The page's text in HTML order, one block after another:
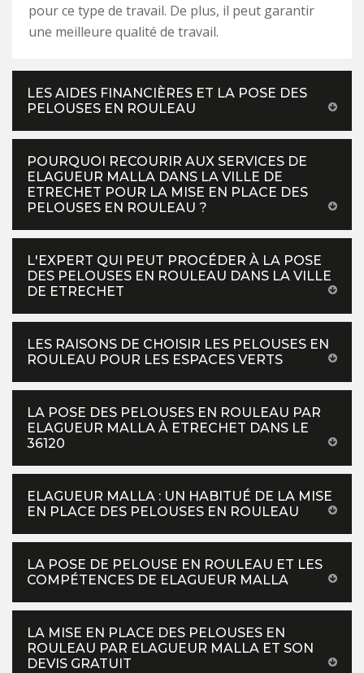
pour ce type de travail. De plus, il peut garantir
une meilleure qualité de travail.
LES AIDES FINANCIÈRES ET LA POSE DES
PELOUSES EN ROULEAU
POURQUOI RECOURIR AUX SERVICES DE
ELAGUEUR MALLA DANS LA VILLE DE
ETRECHET POUR LA MISE EN PLACE DES
PELOUSES EN ROULEAU ?
L'EXPERT QUI PEUT PROCÉDER À LA POSE
DES PELOUSES EN ROULEAU DANS LA VILLE
DE ETRECHET
LES RAISONS DE CHOISIR LES PELOUSES EN
ROULEAU POUR LES ESPACES VERTS
LA POSE DES PELOUSES EN ROULEAU PAR
ELAGUEUR MALLA À ETRECHET DANS LE
36120
ELAGUEUR MALLA : UN HABITUÉ DE LA MISE
EN PLACE DES PELOUSES EN ROULEAU
LA POSE DE PELOUSE EN ROULEAU ET LES
COMPÉTENCES DE ELAGUEUR MALLA
LA MISE EN PLACE DES PELOUSES EN
ROULEAU PAR ELAGUEUR MALLA ET SON
DEVIS GRATUIT